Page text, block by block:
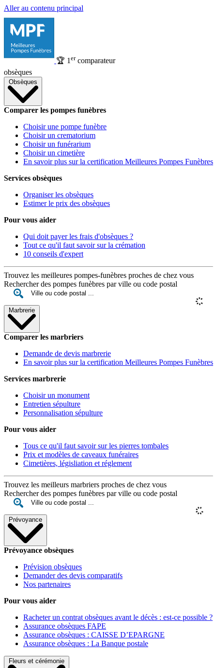
Aller au contenu principal
🏆 1 ercomparateur
obsèques
Obsèques
Comparer les pompes funèbres
Choisir une pompe funèbre
Choisir un crematorium
Choisir un funérarium
Choisir un cimetière
En savoir plus sur la certification Meilleures Pompes Funèbres
Services obsèques
Organiser les obsèques
Estimer le prix des obsèques
Pour vous aider
Qui doit payer les frais d'obsèques ?
Tout ce qu'il faut savoir sur la crémation
10 conseils d'expert
Trouvez les meilleures pompes-funèbres proches de chez vous
Rechercher des pompes funèbres par ville ou code postal
Marbrerie
Comparer les marbriers
Demande de devis marbrerie
En savoir plus sur la certification Meilleures Pompes Funèbres
Services marbrerie
Choisir un monument
Entretien sépulture
Personnalisation sépulture
Pour vous aider
Tous ce qu'il faut savoir sur les pierres tombales
Prix et modèles de caveaux funéraires
Cimetières, législiation et réglement
Trouvez les meilleurs marbriers proches de chez vous
Rechercher des pompes funèbres par ville ou code postal
Prévoyance
Prévoyance obsèques
Prévision obsèques
Demander des devis comparatifs
Nos partenaires
Pour vous aider
Racheter un contrat obsèques avant le décès : est-ce possible ?
Assurance obsèques FAPE
Assurance obsèques : CAISSE D’EPARGNE
Assurance obsèques : La Banque postale
Fleurs et cérémonie